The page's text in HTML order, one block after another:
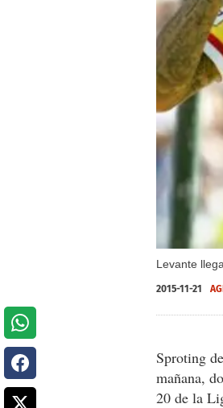
Levante
2015-11-21
Sproting
mañana,
20 de la